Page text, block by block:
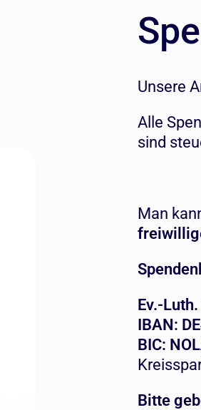
Unsere
Alle
sind
Man
Ev.-
IBAN:
BIC:
Bitte